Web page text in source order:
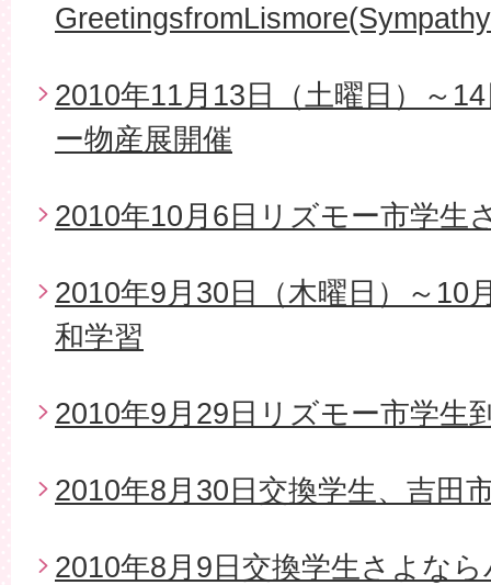
2010年11月13日（土曜日）～
ー物産展開催
2010年10月6日リズモー市学生
2010年9月30日（木曜日）～10
和学習
2010年9月29日リズモー市学生
2010年8月30日交換学生、吉田
2010年8月9日交換学生さよな